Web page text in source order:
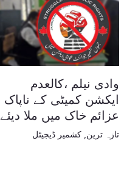
وادی نیلم ،کالعدم
ایکشن کمیٹی کے ناپاک
عزائم خاک میں ملا دیئے
تازہ ترین کشمیر ڈیجیٹل